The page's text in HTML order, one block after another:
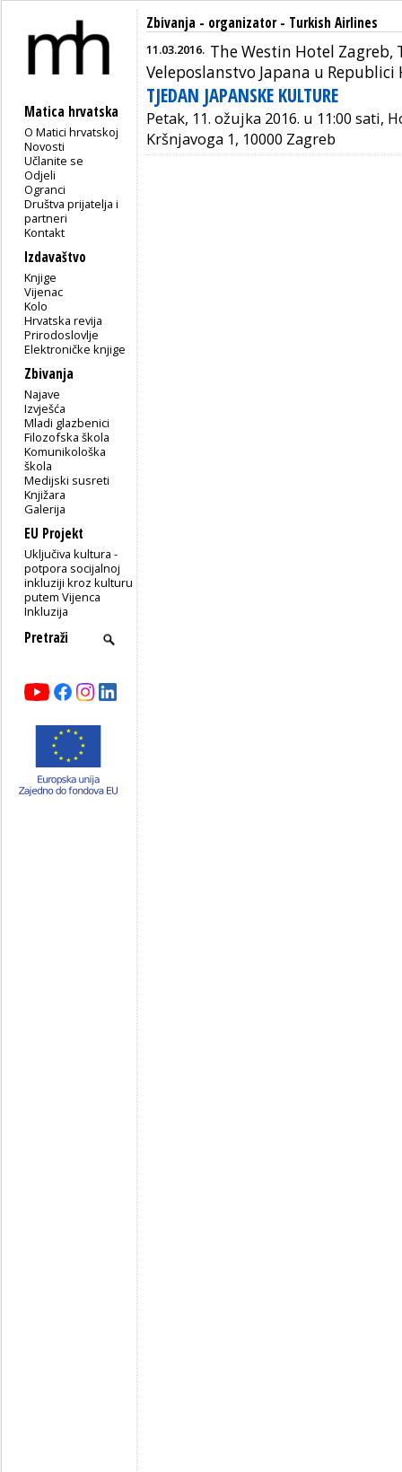
Matica hrvatska
O Matici hrvatskoj
Novosti
Učlanite se
Odjeli
Ogranci
Društva prijatelja i
partneri
Kontakt
Izdavaštvo
Knjige
Vijenac
Kolo
Hrvatska revija
Prirodoslovlje
Elektroničke knjige
Zbivanja
Najave
Izvješća
Mladi glazbenici
Filozofska škola
Komunikološka
škola
Medijski susreti
Knjižara
Galerija
EU Projekt
Uključiva kultura -
potpora socijalnoj
inkluziji kroz kulturu
putem Vijenca
Inkluzija
Zbivanja - organizator - Turkish Airlines
11.03.2016. The Westin Hotel Zagreb,
Veleposlanstvo Japana u Republici
TJEDAN JAPANSKE KULTURE
Petak, 11. ožujka 2016. u 11:00 sati,
Kršnjavoga 1, 10000 Zagreb